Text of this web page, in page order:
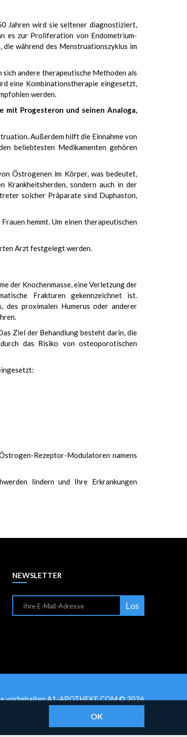
Jahren wird sie seltener diagnostiziert,
es zur Proliferation von Endometrium-
die während des Menstruationszyklus im
andere therapeutische Methoden als
eine Kombinationstherapie eingesetzt,
werden.
mit Progesteron und seinen Analoga,
Außerdem hilft die Einnahme von
beliebtesten Medikamenten gehören
Östrogenen im Körper, was bedeutet,
Krankheitsherden, sondern auch in der
solcher Präparate sind Duphaston,
hemmt. Um einen therapeutischen
Arzt festgelegt werden.
der Knochenmasse, eine Verletzung der
Frakturen gekennzeichnet ist.
des proximalen Humerus oder anderer
Ziel der Behandlung besteht darin, die
das Risiko von osteoporotischen
Rezeptor-Modulatoren namens
lindern und Ihre Erkrankungen
NEWSLETTER
Los
vorbehalten A1-APOTHEKE.COM © 2026
OK